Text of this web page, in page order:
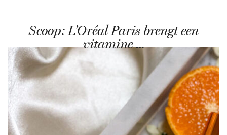
Scoop: L’Oréal Paris brengt een
vitamine …